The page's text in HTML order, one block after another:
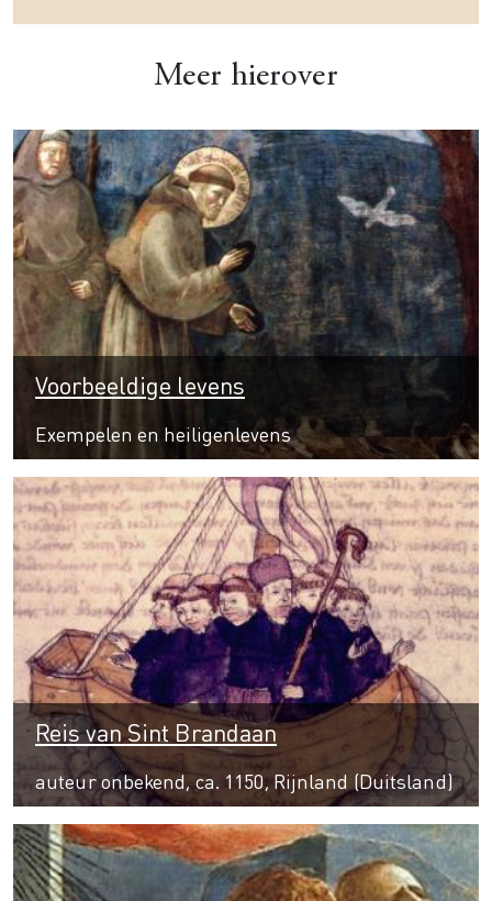
Meer hierover
Voorbeeldige levens
Exempelen en heiligenlevens
Reis van Sint Brandaan
auteur onbekend, ca. 1150, Rijnland (Duitsland)